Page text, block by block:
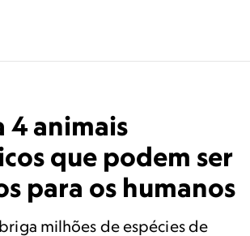
4 animais
que podem ser
para os humanos
milhões de espécies de